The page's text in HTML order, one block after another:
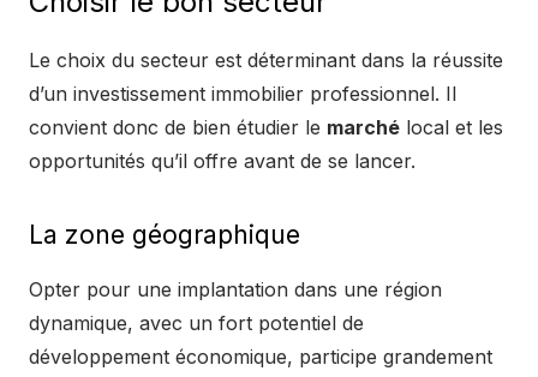
Le choix du secteur est déterminant dans la réussite
d’un investissement immobilier professionnel. Il
convient donc de bien étudier le marché local et les
opportunités qu’il offre avant de se lancer.
La zone géographique
Opter pour une implantation dans une région
dynamique, avec un fort potentiel de
développement économique, participe grandement